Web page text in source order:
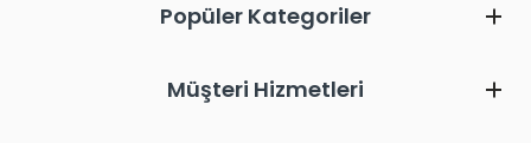
Popüler Kategoriler
Müşteri Hizmetleri